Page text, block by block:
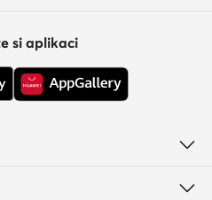
si aplikaci